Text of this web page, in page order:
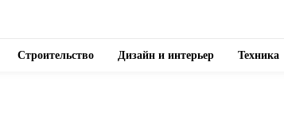
Строительство Дизайн и интерьер Техника